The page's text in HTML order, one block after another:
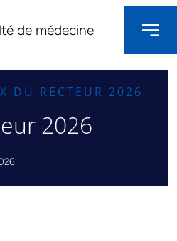
de médecine
DU RECTEUR 2026
2026